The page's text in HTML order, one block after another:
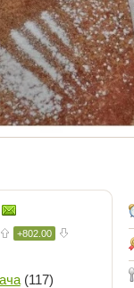
+802.00
(117)